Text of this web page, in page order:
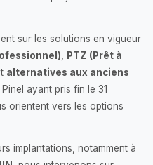
sur les solutions en vigueur
PTZ (Prêt à
alternatives aux anciens
ayant pris fin le 31
orientent vers les options
implantations, notamment à